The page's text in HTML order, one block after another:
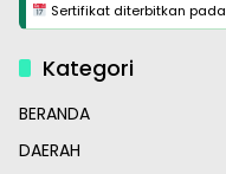
Sertifikat diterbitkan pada
Kategori
BERANDA
DAERAH